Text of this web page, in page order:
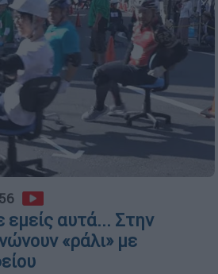
αυτά... Στην
«ράλι» με